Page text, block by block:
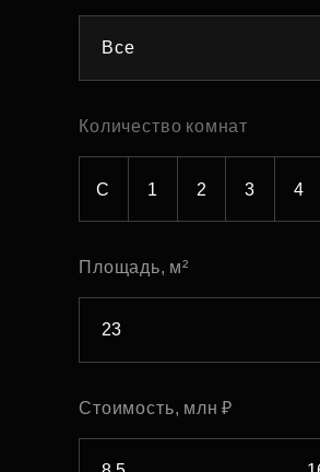
Все
Количество комнат
С 1 2 3 4
Площадь, м²
Стоимость, млн ₽